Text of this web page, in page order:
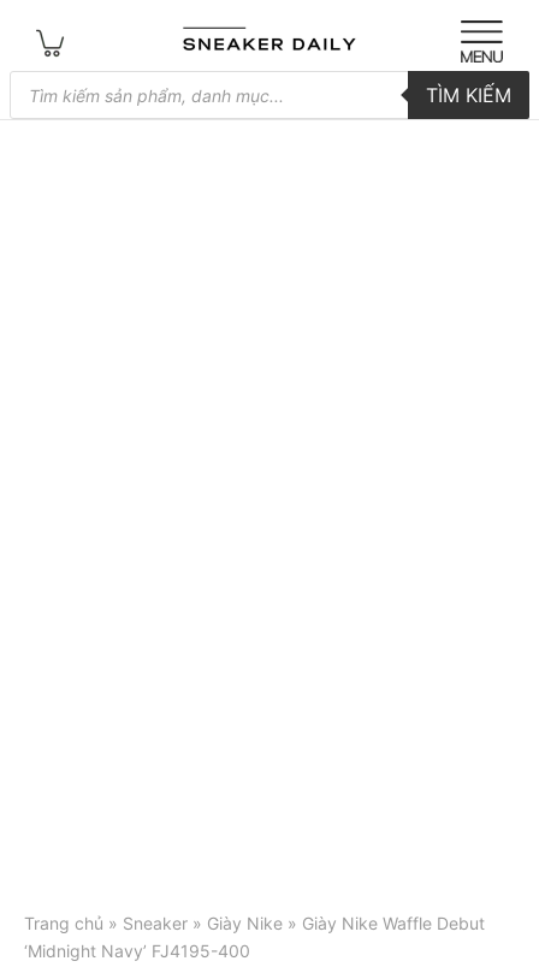
Tìm
kiếm
sản
TÌM KIẾM
Trang chủ » Sneaker » Giày Nike » Giày Nike Waffle Debut
‘Midnight Navy’ FJ4195-400